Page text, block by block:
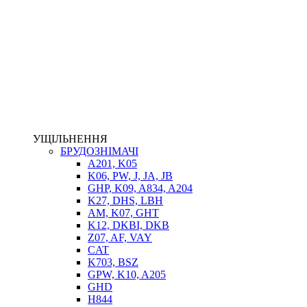
ВТУЛКИ
УЩІЛЬНЕННЯ
БРУДОЗНІМАЧІ
A201, K05
K06, PW, J, JA, JB
GHP, K09, A834, A204
K27, DHS, LBH
AM, K07, GHT
K12, DKBI, DKB
Z07, AF, VAY
CAT
K703, BSZ
GPW, K10, A205
GHD
H844